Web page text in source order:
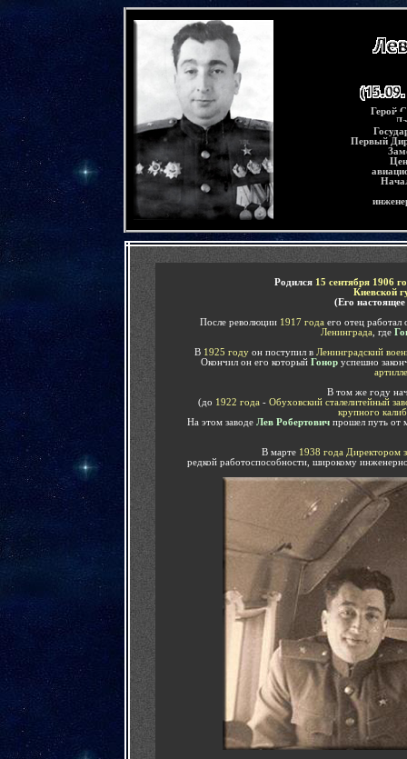
Герой
Первый
Родился 15 сентября 1906
Киевской
(Его
После революции 1917 года его отец работал
Ленинграда , где
В 1925 годуон поступил в Ленинградский
Окончил он его который Гонор успешно
В том же году
(до 1922 года - Обуховский сталелитейный
крупного
На этом заводе Лев Робертович прошел путь от
В марте1938 года Директором
редкой работоспособности, широкому